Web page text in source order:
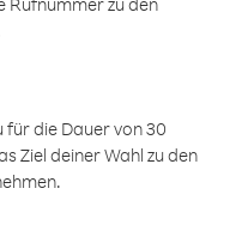
die Dauer von 30
Ziel deiner Wahl zu den